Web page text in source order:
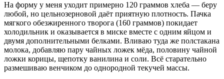
На форму у меня уходит примерно 120 граммов хлеба — беру
любой, но цельнозерновой даёт приятную плотность. Пачка
мягкого обезжиренного творога (160 граммов) покидает
холодильник и оказывается в миске вместе с одним яйцом и
двумя дополнительными белками. Вливаю туда же полстакана
молока, добавляю пару чайных ложек мёда, половину чайной
ложки корицы, щепотку ванилина и соли. Всё старательно
размешиваю венчиком до однородной текучей массы.